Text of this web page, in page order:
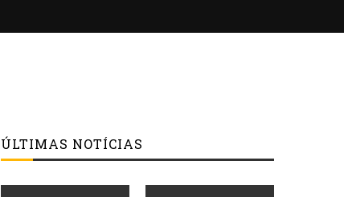
ÚLTIMAS NOTÍCIAS